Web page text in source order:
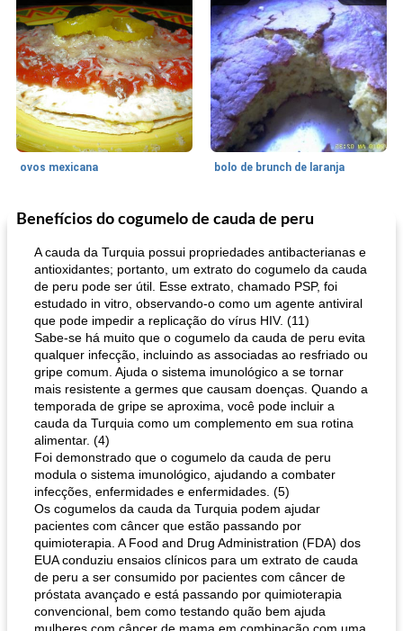
ovos mexicana bolo de brunch de laranja
130min
Pães De Fermento
pão plano (out)
Vegetal
Benefícios do cogumelo de cauda de peru
A cauda da Turquia possui propriedades antibacterianas e
antioxidantes; portanto, um extrato do cogumelo da cauda
de peru pode ser útil. Esse extrato, chamado PSP, foi
estudado in vitro, observando-o como um agente antiviral
que pode impedir a replicação do vírus HIV. (11)
Sabe-se há muito que o cogumelo da cauda de peru evita
qualquer infecção, incluindo as associadas ao resfriado ou
gripe comum. Ajuda o sistema imunológico a se tornar
mais resistente a germes que causam doenças. Quando a
temporada de gripe se aproxima, você pode incluir a
cauda da Turquia como um complemento em sua rotina
alimentar. (4)
Foi demonstrado que o cogumelo da cauda de peru
modula o sistema imunológico, ajudando a combater
infecções, enfermidades e enfermidades. (5)
Os cogumelos da cauda da Turquia podem ajudar
pacientes com câncer que estão passando por
quimioterapia. A Food and Drug Administration (FDA) dos
EUA conduziu ensaios clínicos para um extrato de cauda
de peru a ser consumido por pacientes com câncer de
próstata avançado e está passando por quimioterapia
convencional, bem como testando quão bem ajuda